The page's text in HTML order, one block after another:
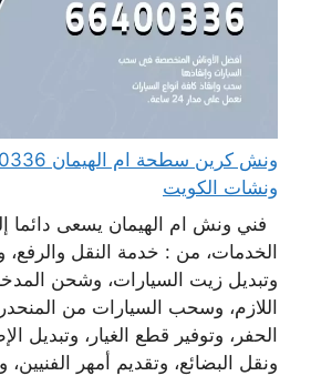
ونشات الكويت
فني ونش ام الهيمان يسعى دائما
الخدمات، من : خدمة النقل والرفع،
وتبديل زيت السيارات، وشحن
اللازم، وسحب السيارات من
الحفر، وتوفير قطع الغيار، وتبديل
ونقل البضائع، وتقديم أمهر